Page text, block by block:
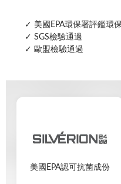
✓ 美國EPA環保署評鑑環
✓ SGS檢驗通過
✓ 歐盟檢驗通過
美國EPA認可抗菌成份